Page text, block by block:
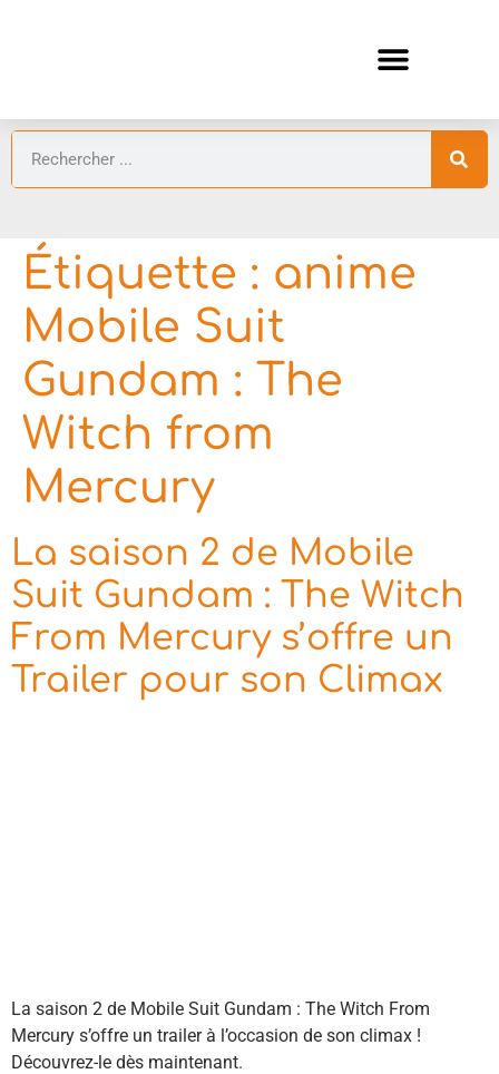
Étiquette : anime
Mobile Suit
Gundam : The
Witch from
Mercury
La saison 2 de Mobile
Suit Gundam : The Witch
From Mercury s’offre un
Trailer pour son Climax
La saison 2 de Mobile Suit Gundam : The Witch From
Mercury s’offre un trailer à l’occasion de son climax !
Découvrez-le dès maintenant.